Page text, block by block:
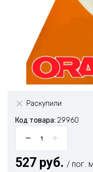
Раскупили
Код товара: 29960
527 руб. / пог.